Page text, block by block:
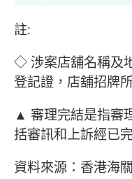
註:
◇ 涉案店舖名稱及
登記證，店舖招牌
▲ 審理完結是指審
括審訊和上訴經已
資料來源：香港海關